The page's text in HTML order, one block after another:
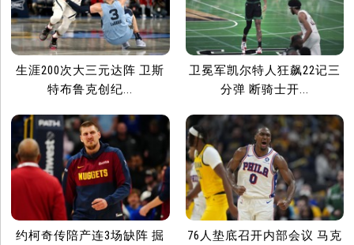
生涯200次大三元达阵 卫斯
特布鲁克创纪...
卫冕军凯尔特人狂飙22记三
分弹 断骑士开...
约柯奇传陪产连3场缺阵 掘
76人垫底召开内部会议 马克